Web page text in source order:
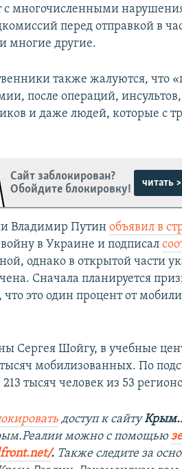
с многочисленными
перед отправкой в
многие другие.
также жалуются, что
после операций,
и даже людей, которые с
Сайт заблокирован?
Обойдите блокировку!
читать >
Владимир Путинобъявил в
в Украине и подписал
однако в открытой части
Сначала планируется
что это один процент от
Сергея Шойгу, в учебные
мобилизованных. По
213 тысяч человек из 53
доступ к сайту
можно с помощью
. ​ Также следите за